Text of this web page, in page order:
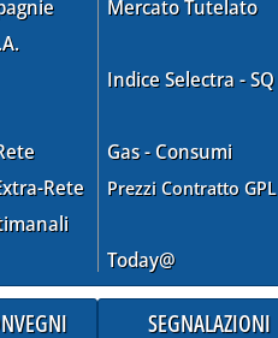
Rete
Mercato Tutelato
Indice Selectra - SQ
Gas - Consumi
Prezzi Contratto GPL
Today@
SEGNALAZIONI